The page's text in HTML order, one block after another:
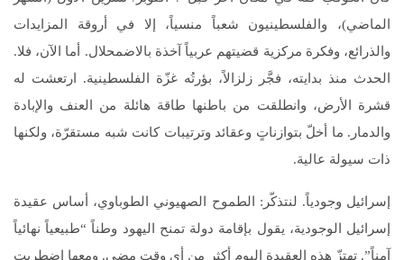
الماضي)، والفلسطينيون شعباً منسياً، إلا في أروقة المزايدات
والذرائع، وفكرة مركزية قضيتهم عربياً آخذة بالاضمحلال. أما الآن، فلا.
الحدث منذ بدايته، فجَّر زلزالاً، بؤرتُه غزّة الفلسطينية. ارتعشت له
قشرة الأرض، وانطلقت من باطنها طاقة هائلة من العنف والإبادة
والدمار. ما أخلّ بتوازناتٍ وعقائد وترتيبات كانت شبه مستقرّة، ولكنها
ذات سيولة عالية.
إسرائيل وجودياً. لنتذكّر: الطموح الصهيوني الطوباوي، أساس عقيدة
إسرائيل الوجودية، يقول بإقامة دولة تمنح اليهود وطناً “طبيعياً نهائياً
آمناً”. تهتزّ هذه العقيدة اليوم أكثر من أي وقت مضى. ومعها اضطربت